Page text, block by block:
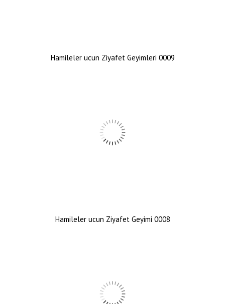
Hamileler ucun Ziyafet Geyimleri 0009
Hamileler ucun Ziyafet Geyimi 0008